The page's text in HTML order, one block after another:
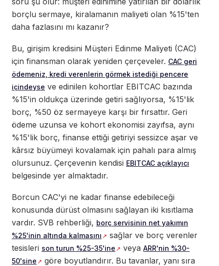
borçlu sermaye, kiralamanın maliyeti olan %15'ten
daha fazlasını mı kazanır?
Bu, girişim kredisini Müşteri Edinme Maliyeti (CAC)
için finansman olarak yeniden çerçeveler. CAC geri
ödemeniz, kredi verenlerin görmek istediği pencere
içindeyse ve edinilen kohortlar EBITCAC bazında
%15'in oldukça üzerinde getiri sağlıyorsa, %15'lik
borç, %50 öz sermayeye karşı bir fırsattır. Geri
ödeme uzunsa ve kohort ekonomisi zayıfsa, aynı
%15'lik borç, finanse ettiği getiriyi sessizce aşar ve
kârsız büyümeyi kovalamak için pahalı para almış
olursunuz. Çerçevenin kendisi EBITCAC açıklayıcı
belgesinde yer almaktadır.
Borcun CAC'yi ne kadar finanse edebileceği
konusunda dürüst olmasını sağlayan iki kısıtlama
vardır. SVB rehberliği, borç servisinin net yakımın
%25'inin altında kalmasını
sağlar ve borç verenler
tesisleri son turun %25-35'ine veya ARR'nin %30-
50'sine
göre boyutlandırır. Bu tavanlar, yanı sıra